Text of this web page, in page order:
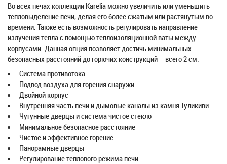
Во всех печах коллекции Karelia можно увеличить или уменьшить
тепловыделение печи, делая его более сжатым или растянутым во
времени. Также есть возможность регулировать направление
излучения тепла с помощью теплоизоляционной ваты между
корпусами. Данная опция позволяет достичь минимальных
безопасных расстояний до горючих конструкций – всего 2 см.
Система противотока
Подвод воздуха для горения снаружи
Двойной корпус
Внутренняя часть печи и дымовые каналы из камня Туликиви
Чугунные дверцы и система чистое стекло
Минимальное безопасное расстояние
Чистое и эффективное горение
Панорамные дверцы
Регулирование теплового режима печи